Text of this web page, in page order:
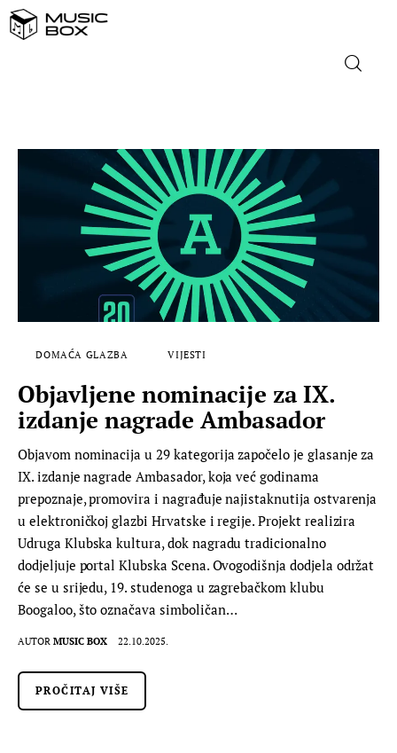
DOMAĆA GLAZBA
STRANA GLAZBA
FILM
MUSIC BOX
DOMAĆA GLAZBA VIJESTI
Objavljene nominacije za IX.
izdanje nagrade Ambasador
Objavom nominacija u 29 kategorija započelo je glasanje za
IX. izdanje nagrade Ambasador, koja već godinama
prepoznaje, promovira i nagrađuje najistaknutija ostvarenja
u elektroničkoj glazbi Hrvatske i regije. Projekt realizira
Udruga Klubska kultura, dok nagradu tradicionalno
dodjeljuje portal Klubska Scena. Ovogodišnja dodjela održat
će se u srijedu, 19. studenoga u zagrebačkom klubu
Boogaloo, što označava simboličan…
AUTOR MUSIC BOX 22.10.2025.
PROČITAJ VIŠE